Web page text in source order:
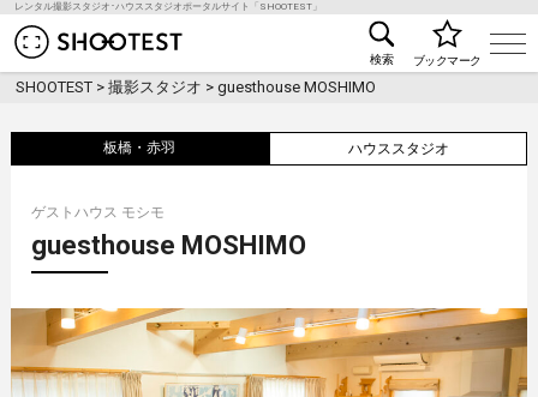
レンタル撮影スタジオ･ハウススタジオポータルサイト「SHOOTEST」
レンタル撮影スタジオ･ハウススタジオ検索の
検索 ブックマーク
SHOOTEST >撮影スタジオ >guesthouse MOSHIMO
板橋・赤羽 ハウススタジオ
ゲストハウス モシモ
guesthouse MOSHIMO